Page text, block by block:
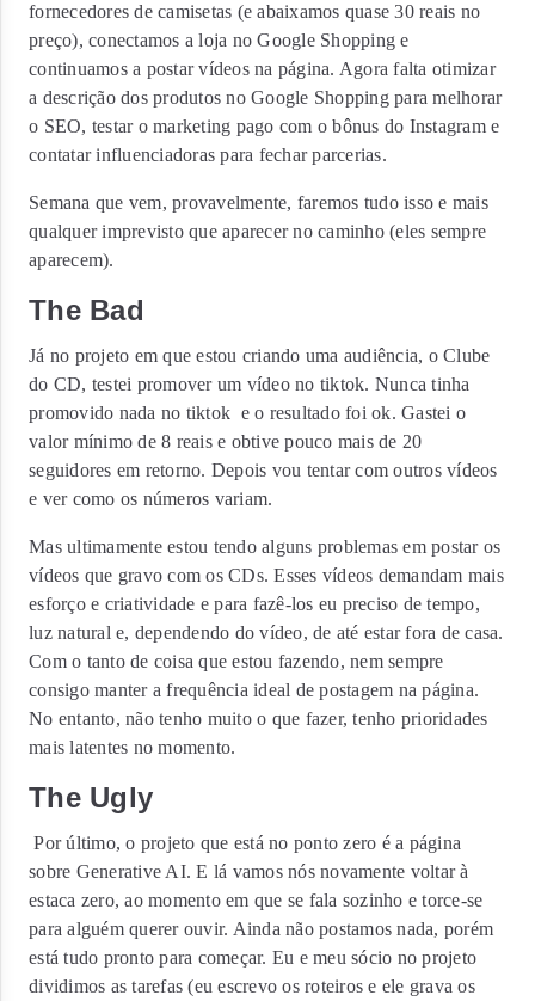
fornecedores de camisetas (e abaixamos quase 30 reais no
preço), conectamos a loja no Google Shopping e
continuamos a postar vídeos na página. Agora falta otimizar
a descrição dos produtos no Google Shopping para melhorar
o SEO, testar o marketing pago com o bônus do Instagram e
contatar influenciadoras para fechar parcerias.
Semana que vem, provavelmente, faremos tudo isso e mais
qualquer imprevisto que aparecer no caminho (eles sempre
aparecem).
The Bad
Já no projeto em que estou criando uma audiência, o Clube
do CD, testei promover um vídeo no tiktok. Nunca tinha
promovido nada no tiktok e o resultado foi ok. Gastei o
valor mínimo de 8 reais e obtive pouco mais de 20
seguidores em retorno. Depois vou tentar com outros vídeos
e ver como os números variam.
Mas ultimamente estou tendo alguns problemas em postar os
vídeos que gravo com os CDs. Esses vídeos demandam mais
esforço e criatividade e para fazê-los eu preciso de tempo,
luz natural e, dependendo do vídeo, de até estar fora de casa.
Com o tanto de coisa que estou fazendo, nem sempre
consigo manter a frequência ideal de postagem na página.
No entanto, não tenho muito o que fazer, tenho prioridades
mais latentes no momento.
The Ugly
Por último, o projeto que está no ponto zero é a página
sobre Generative AI. E lá vamos nós novamente voltar à
estaca zero, ao momento em que se fala sozinho e torce-se
para alguém querer ouvir. Ainda não postamos nada, porém
está tudo pronto para começar. Eu e meu sócio no projeto
dividimos as tarefas (eu escrevo os roteiros e ele grava os